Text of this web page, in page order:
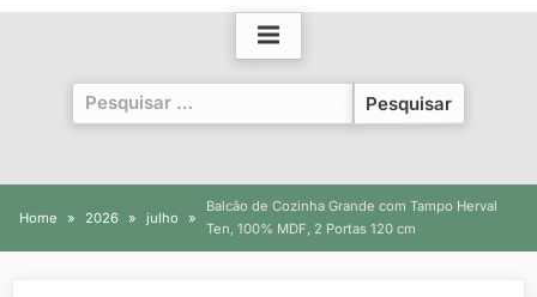
Pesquisar
por:
Home 2026 julho
Balcão de Cozinha Grande com Tampo Herval
Ten, 100% MDF, 2 Portas 120 cm